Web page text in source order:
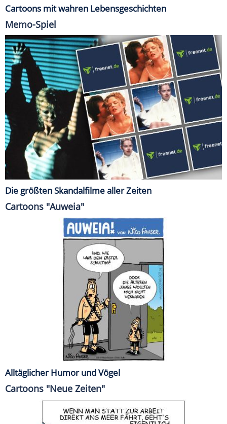
Cartoons mit wahren Lebensgeschichten
Memo-Spiel
Die größten Skandalfilme aller Zeiten
Cartoons "Auweia"
Alltäglicher Humor und Vögel
Cartoons "Neue Zeiten"